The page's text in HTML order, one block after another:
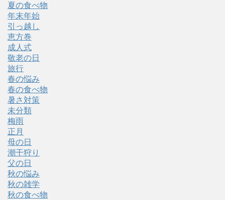
夏の食べ物
年末年始
引っ越し
恵方巻
成人式
敬老の日
旅行
春の悩み
春の食べ物
暑さ対策
未分類
梅雨
正月
母の日
潮干狩り
父の日
秋の悩み
秋の雑学
秋の食べ物